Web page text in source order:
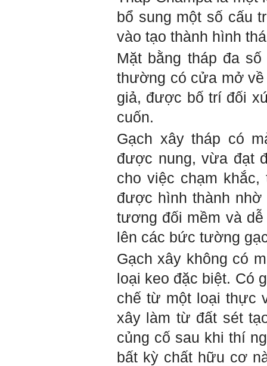
bổ sung một số cấu
vào tạo thành hình
Mặt bằng tháp đa
thường có cửa mở
giả, được bố trí đối
cuốn.
Gạch xây tháp có
được nung, vừa đạt
cho việc chạm
được hình thành
tương đối mềm và
lên các bức tường
Gạch xây không có
loại keo đặc biệt. Có
chế từ một loại thực
xây làm từ đất sét
củng cố sau khi thí
bất kỳ chất hữu cơ